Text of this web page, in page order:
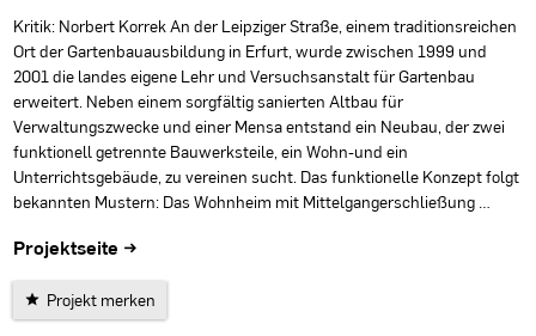
Kritik: Norbert Korrek An der Leipziger Straße, einem traditionsreichen
Ort der Gartenbauausbildung in Erfurt, wurde zwischen 1999 und
2001 die landes eigene Lehr und Versuchsanstalt für Gartenbau
erweitert. Neben einem sorgfältig sanierten Altbau für
Verwaltungszwecke und einer Mensa entstand ein Neubau, der zwei
funktionell getrennte Bauwerksteile, ein Wohn-und ein
Unterrichtsgebäude, zu vereinen sucht. Das funktionelle Konzept folgt
bekannten Mustern: Das Wohnheim mit Mittelgangerschließung …
Projektseite →
Projekt merken